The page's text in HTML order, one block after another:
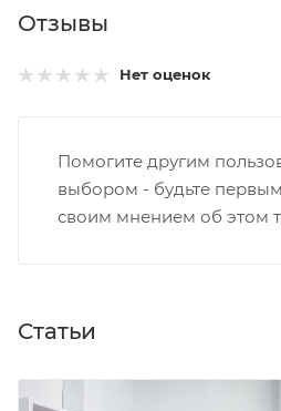
Отзывы
Нет оценок
Помогите другим
выбором - будьте
своим мнением об этом
Статьи